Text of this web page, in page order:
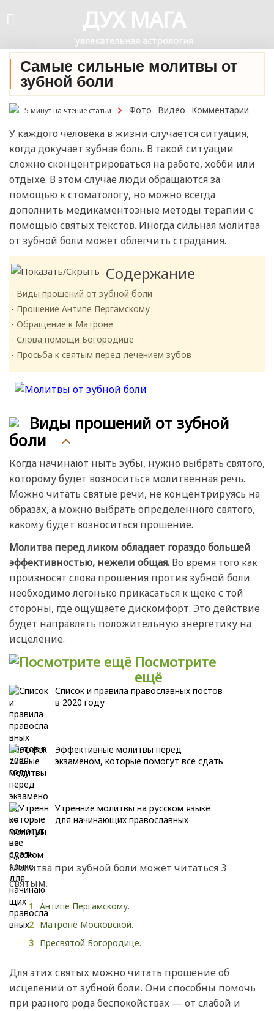
ДУХ МАГА
увлекательная астрология
Самые сильные молитвы от
зубной боли
5 минут на чтение статьи Фото Видео Комментарии
У каждого человека в жизни случается ситуация,
когда докучает зубная боль. В такой ситуации
сложно сконцентрироваться на работе, хобби или
отдыхе. В этом случае люди обращаются за
помощью к стоматологу, но можно всегда
дополнить медикаментозные методы терапии с
помощью святых текстов. Иногда сильная молитва
от зубной боли может облегчить страдания.
Содержание
Виды прошений от зубной боли
Прошение Антипе Пергамскому
Обращение к Матроне
Слова помощи Богородице
Просьба к святым перед лечением зубов
Виды прошений от зубной
боли
Когда начинают ныть зубы, нужно выбрать святого,
которому будет возноситься молитвенная речь.
Можно читать святые речи, не концентрируясь на
образах, а можно выбрать определенного святого,
какому будет возноситься прошение.
Молитва перед ликом обладает гораздо большей
эффективностью, нежели общая. Во время того как
произносят слова прошения против зубной боли
необходимо легонько прикасаться к щеке с той
стороны, где ощущаете дискомфорт. Это действие
будет направлять положительную энергетику на
исцеление.
Посмотрите
ещё
Список и правила православных постов
в 2020 году
Эффективные молитвы перед
экзаменом, которые помогут все сдать
Утренние молитвы на русском языке
для начинающих православных
Молитва при зубной боли может читаться 3
святым.
Антипе Пергамскому.
Матроне Московской.
Пресвятой Богородице.
Для этих святых можно читать прошение об
исцелении от зубной боли. Они способны помочь
при разного рода беспокойствах — от слабой и